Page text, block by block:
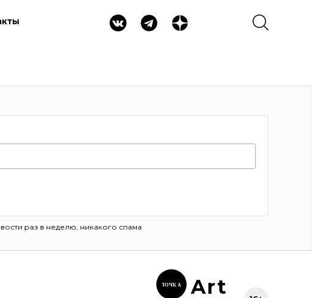
раз в неделю, никакого спама
ТОЧК А Art